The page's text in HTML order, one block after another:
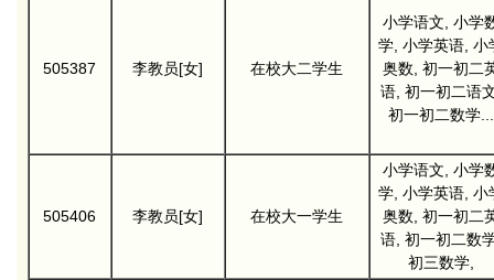
505387 李教员[女] 在校大二学生
小学语文, 小学
学, 小学英语, 小
奥数, 初一初二
语, 初一初二语
初一初二数学...
505406 李教员[女] 在校大一学生
小学语文, 小学
学, 小学英语, 小
奥数, 初一初二
语, 初一初二数
初三数学,